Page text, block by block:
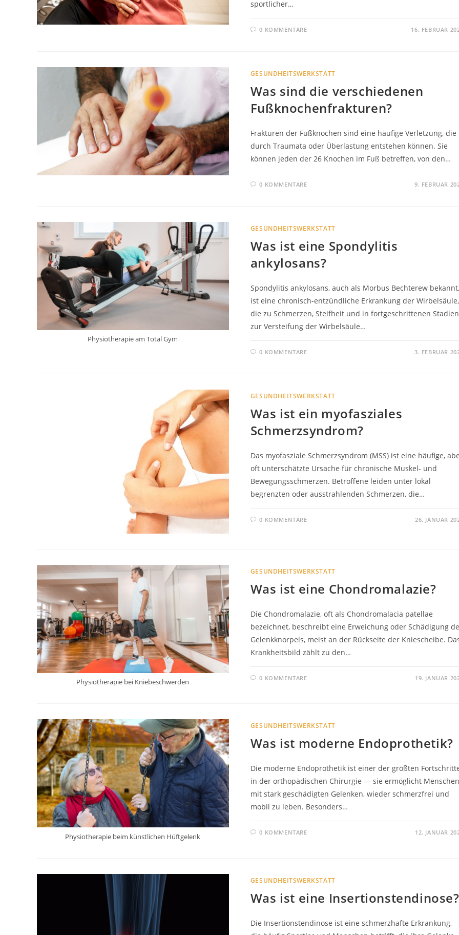
sportlicher…
0 KOMMENTARE 16. FEBRUAR
GESUNDHEITSWERKSTATT
Was sind die verschiedenen
Fußknochenfrakturen?
Frakturen der Fußknochen sind eine häufige Verletzung, die
durch Traumata oder Überlastung entstehen können. Sie
können jeden der 26 Knochen im Fuß betreffen, von den…
0 KOMMENTARE 9. FEBRUAR
Physiotherapie am Total Gym
GESUNDHEITSWERKSTATT
Was ist eine Spondylitis
ankylosans?
Spondylitis ankylosans, auch als Morbus Bechterew bekannt,
ist eine chronisch-entzündliche Erkrankung der Wirbelsäule,
die zu Schmerzen, Steifheit und in fortgeschrittenen Stadien
zur Versteifung der Wirbelsäule…
0 KOMMENTARE 3. FEBRUAR
GESUNDHEITSWERKSTATT
Was ist ein myofasziales
Schmerzsyndrom?
Das myofasziale Schmerzsyndrom (MSS) ist eine häufige,
oft unterschätzte Ursache für chronische Muskel- und
Bewegungsschmerzen. Betroffene leiden unter lokal
begrenzten oder ausstrahlenden Schmerzen, die…
0 KOMMENTARE 26. JANUAR
Physiotherapie bei Kniebeschwerden
GESUNDHEITSWERKSTATT
Was ist eine Chondromalazie?
Die Chondromalazie, oft als Chondromalacia patellae
bezeichnet, beschreibt eine Erweichung oder Schädigung
Gelenkknorpels, meist an der Rückseite der Kniescheibe.
Krankheitsbild zählt zu den…
0 KOMMENTARE 19. JANUAR
Physiotherapie beim künstlichen Hüftgelenk
GESUNDHEITSWERKSTATT
Was ist moderne Endoprothetik?
Die moderne Endoprothetik ist einer der größten
in der orthopädischen Chirurgie — sie ermöglicht Menschen
mit stark geschädigten Gelenken, wieder schmerzfrei und
mobil zu leben. Besonders…
0 KOMMENTARE 12. JANUAR
GESUNDHEITSWERKSTATT
Was ist eine Insertionstendinose?
Die Insertionstendinose ist eine schmerzhafte Erkrankung,